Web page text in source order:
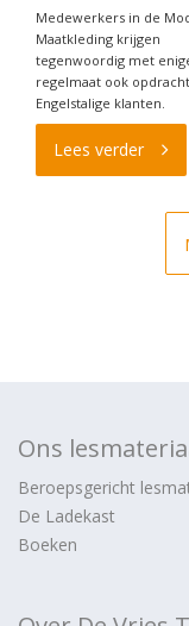
Medewerkers in de
Maatkleding krijgen
tegenwoordig met
regelmaat ook
Engelstalige klanten.
Lees verder
Ons
Beroepsgericht
De Ladekast
Boeken